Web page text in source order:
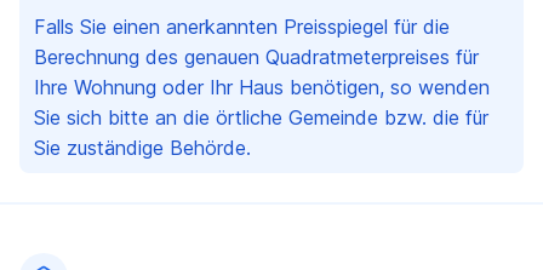
Falls Sie einen anerkannten Preisspiegel für die
Berechnung des genauen Quadratmeterpreises für
Ihre Wohnung oder Ihr Haus benötigen, so wenden
Sie sich bitte an die örtliche Gemeinde bzw. die für
Sie zuständige Behörde.